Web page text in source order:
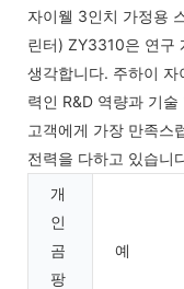
자이웰 3인치 가정용
린터) ZY3310은 연구
생각합니다. 주하이
력인 R&D 역량과 기
고객에게 가장 만족스
전력을 다하고 있습니
개
인
곰
팡
예